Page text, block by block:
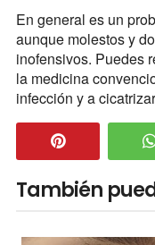
En general es un
aunque molestos y
inofensivos. Puedes
la medicina
infección y a
También